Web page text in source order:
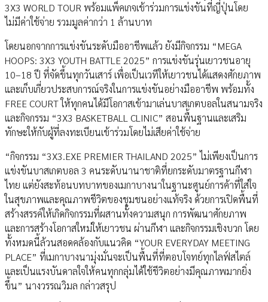
3X3 WORLD TOUR พร้อมแพ็คเกจเข้าร่วมการแข่งขันที่ญี่ปุ่นโดย
ไม่มีค่าใช้จ่าย รวมมูลค่ากว่า 1 ล้านบาท
โดยนอกจากการแข่งขันระดับมืออาชีพแล้ว ยังมีกิจกรรม “MEGA
HOOPS: 3X3 YOUTH BATTLE 2025” การแข่งขันรุ่นเยาวชนอายุ
10–18 ปี ที่จัดขึ้นทุกวันเสาร์ เพื่อเป็นเวทีให้เยาวชนได้แสดงศักยภาพ
และเก็บเกี่ยวประสบการณ์จริงในการแข่งขันอย่างมืออาชีพ พร้อมทั้ง
FREE COURT ให้ทุกคนได้มีโอกาสเข้ามาเล่นบาสเกตบอลในสนามจริง
และกิจกรรม “3X3 BASKETBALL CLINIC” สอนพื้นฐานและเสริม
ทักษะให้กับผู้ที่ลงทะเบียนเข้าร่วมโดยไม่เสียค่าใช้จ่าย
“กิจกรรม “3X3.EXE PREMIER THAILAND 2025” ไม่เพียงเป็นการ
แข่งขันบาสเกตบอล 3 คนระดับนานาชาติที่ยกระดับมาตรฐานกีฬา
ไทย แต่ยังสะท้อนบทบาทของเมกาบางนาในฐานะศูนย์การค้าที่ใส่ใจ
ในสุขภาพและคุณภาพชีวิตของชุมชนอย่างแท้จริง ด้วยการเปิดพื้นที่
สร้างสรรค์ให้เกิดกิจกรรมที่ผสานทั้งความสนุก การพัฒนาศักยภาพ
และการสร้างโอกาสใหม่ให้เยาวชน ผ่านกีฬา และกิจกรรมเชิงบวก โดย
ทั้งหมดนี้ล้วนสอดคล้องกับแนวคิด “YOUR EVERYDAY MEETING
PLACE” ที่เมกาบางนามุ่งมั่นจะเป็นพื้นที่ที่ตอบโจทย์ทุกไลฟ์สไตล์
และเป็นแรงบันดาลใจให้คนทุกกลุ่มได้ใช้ชีวิตอย่างมีคุณภาพมากยิ่ง
ขึ้น” นางวรรณวิมล กล่าวสรุป